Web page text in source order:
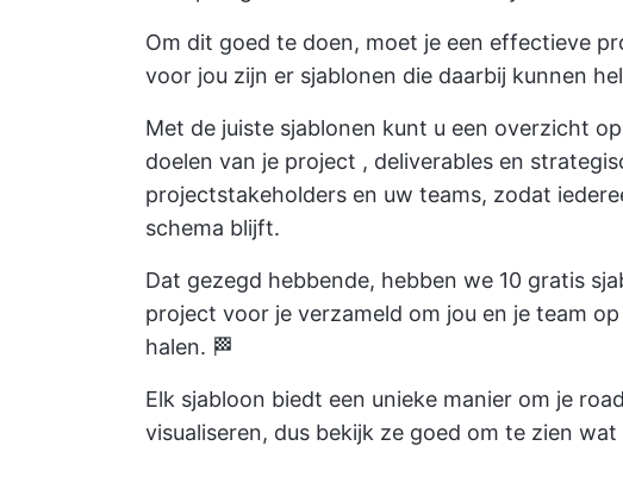
Om dit goed te doen, moet je een effectieve
voor jou zijn er sjablonen die daarbij kunnen
Met de juiste sjablonen kunt u een overzicht
doelen van je project , deliverables en
projectstakeholders en uw teams, zodat
schema blijft.
Dat gezegd hebbende, hebben we 10 gratis
project voor je verzameld om jou en je team
halen. 🏁
Elk sjabloon biedt een unieke manier om je
visualiseren, dus bekijk ze goed om te zien